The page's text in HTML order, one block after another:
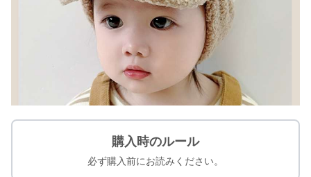
購入時のルール
必ず購入前にお読みください。